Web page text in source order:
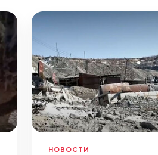
НОВОСТИ